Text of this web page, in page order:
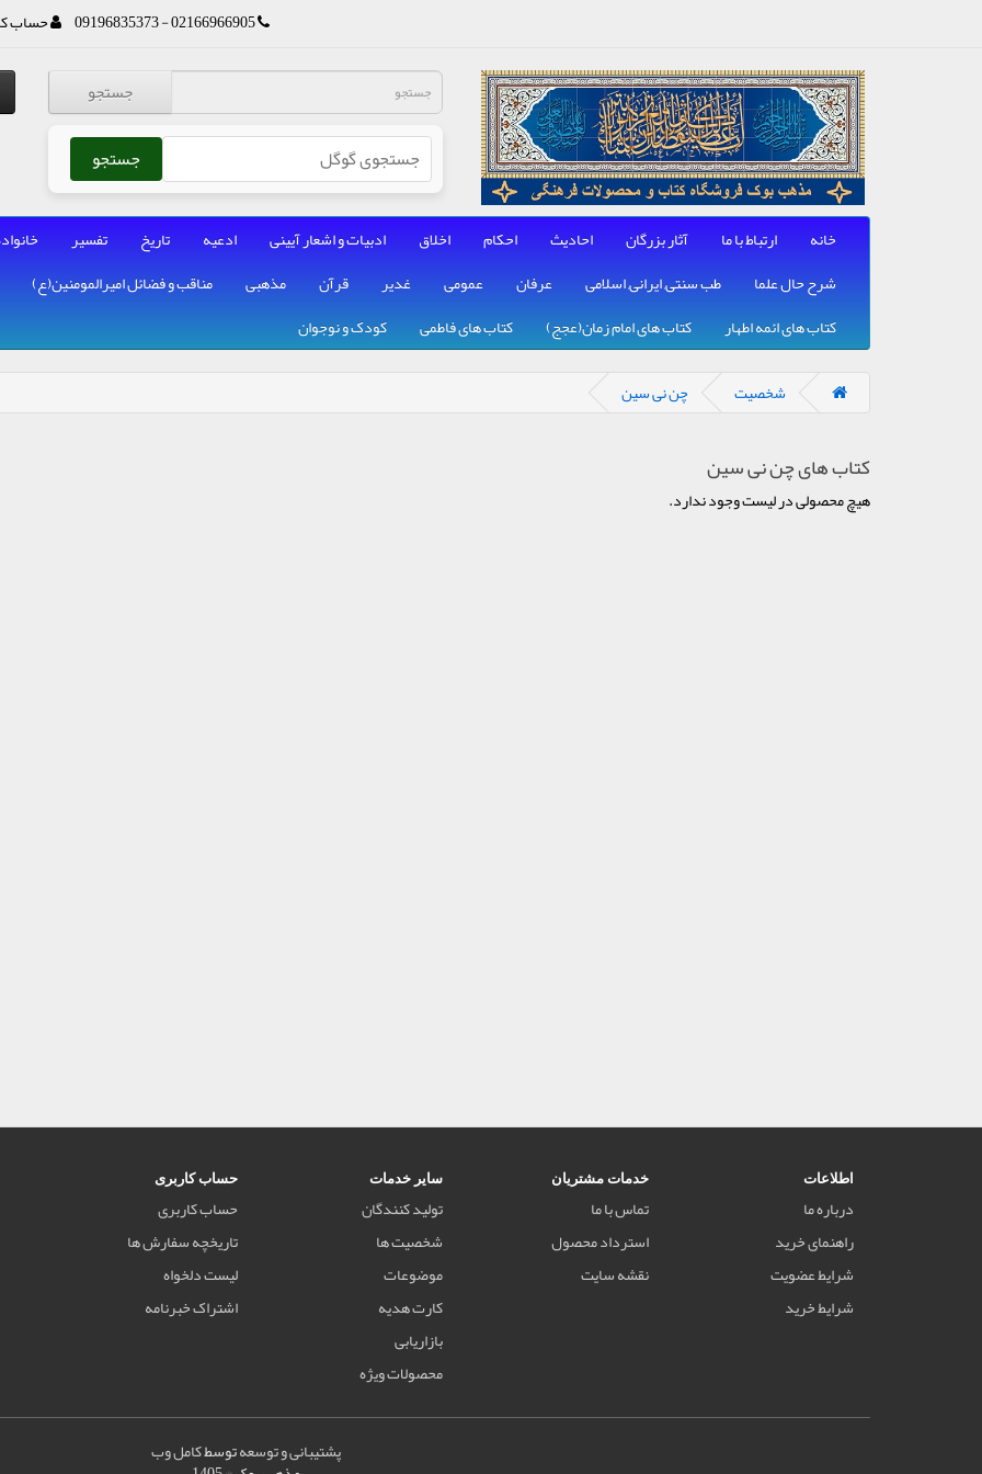
02166966905 - 09196835373 حساب
جستجو
جستجو
خانه ارتباط با ما آثار بزرگان احادیث احکام اخلاق ادبیات و اشعار آیینی ادعیه تاریخ تفسیر
شرح حال علما
طب سنتی, ایرانی, اسلامی عرفان عمومی غدیر قرآن مذهبی مناقب و فضائل امیرالمومنین(ع)
کتاب های ائمه اطهار
کتاب های امام زمان(عجج) کتاب های فاطمی کودک و نوجوان
شخصیت چن نی سین
کتاب های چن نی سین
هیچ محصولی در لیست وجود ندارد.
اطلاعات
درباره ما
راهنمای خرید
شرایط عضویت
شرایط خرید
خدمات مشتریان
تماس با ما
استرداد محصول
نقشه سایت
سایر خدمات
تولید کنندگان
شخصیت ها
موضوعات
کارت هدیه
بازاریابی
محصولات ویژه
حساب کاربری
حساب کاربری
تاریخچه سفارش ها
لیست دلخواه
اشتراک خبرنامه
پشتیبانی و توسعهتوسطکامل وب